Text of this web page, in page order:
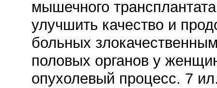
мышечного
улучшить качество и
больных
половых органов у
опухолевый процесс. 7